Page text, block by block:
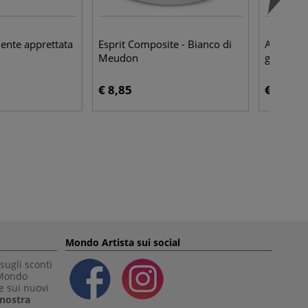
apprettata
Esprit Composite - Bianco di
Meudon
€ 8,85 € 1,40
sconti
sui nuovi
Mondo Artista sui social